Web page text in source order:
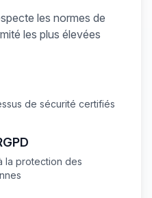
les normes de
les plus élevées
de sécurité certifiés
la protection des